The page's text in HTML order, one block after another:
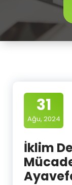
31
Ağu, 2024
İklim